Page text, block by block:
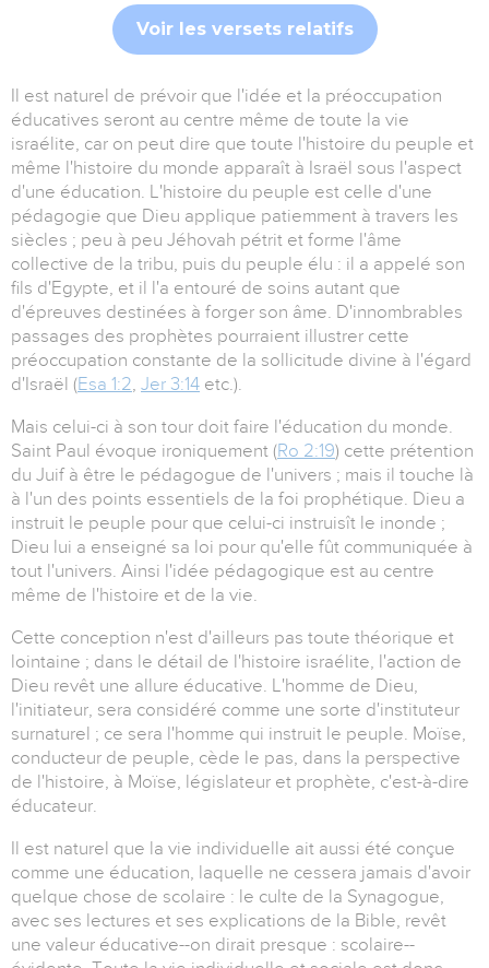
Voir les versets relatifs
Il est naturel de prévoir que l'idée et la préoccupation
éducatives seront au centre même de toute la vie
israélite, car on peut dire que toute l'histoire du peuple et
même l'histoire du monde apparaît à Israël sous l'aspect
d'une éducation. L'histoire du peuple est celle d'une
pédagogie que Dieu applique patiemment à travers les
siècles ; peu à peu Jéhovah pétrit et forme l'âme
collective de la tribu, puis du peuple élu : il a appelé son
fils d'Egypte, et il l'a entouré de soins autant que
d'épreuves destinées à forger son âme. D'innombrables
passages des prophètes pourraient illustrer cette
préoccupation constante de la sollicitude divine à l'égard
d'Israël (Esa 1:2, Jer 3:14 etc.).
Mais celui-ci à son tour doit faire l'éducation du monde.
Saint Paul évoque ironiquement (Ro 2:19) cette prétention
du Juif à être le pédagogue de l'univers ; mais il touche là
à l'un des points essentiels de la foi prophétique. Dieu a
instruit le peuple pour que celui-ci instruisît le inonde ;
Dieu lui a enseigné sa loi pour qu'elle fût communiquée à
tout l'univers. Ainsi l'idée pédagogique est au centre
même de l'histoire et de la vie.
Cette conception n'est d'ailleurs pas toute théorique et
lointaine ; dans le détail de l'histoire israélite, l'action de
Dieu revêt une allure éducative. L'homme de Dieu,
l'initiateur, sera considéré comme une sorte d'instituteur
surnaturel ; ce sera l'homme qui instruit le peuple. Moïse,
conducteur de peuple, cède le pas, dans la perspective
de l'histoire, à Moïse, législateur et prophète, c'est-à-dire
éducateur.
Il est naturel que la vie individuelle ait aussi été conçue
comme une éducation, laquelle ne cessera jamais d'avoir
quelque chose de scolaire : le culte de la Synagogue,
avec ses lectures et ses explications de la Bible, revêt
une valeur éducative--on dirait presque : scolaire--